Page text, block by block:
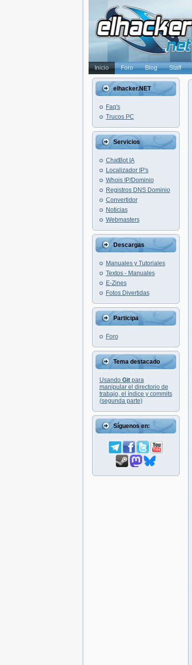
Inicio Foro Blog Staff
elhacker.NET
Faq's
Trucos PC
Servicios
ChatBot IA
Localizador IP's
Whois IP/Dominio
Registros DNS Dominio
Convertidor
Noticias
Webmasters
Descargas
Manuales y Tutoriales
Textos - Manuales
E-Zines
Fotos Divertidas
Participa
Foro
Tema destacado
Usando Git para
manipular el directorio de
trabajo, el índice y commits
(segunda parte)
Síguenos en: